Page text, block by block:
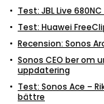
Test: JBL Live
Test: Huawei
Recension: Sonos
Sonos CEO ber
uppdatering
Test: Sonos Ace –
bättre